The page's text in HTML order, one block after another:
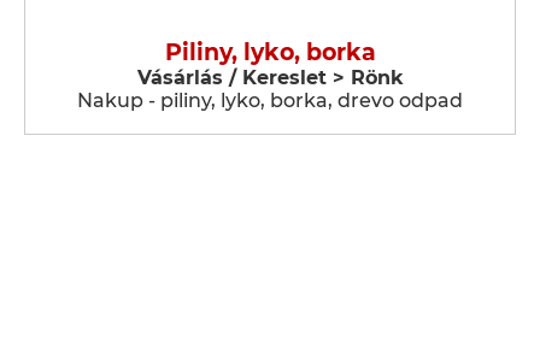
Piliny, lyko, borka
Vásárlás / Kereslet > Rönk
Nakup - piliny, lyko, borka, drevo odpad